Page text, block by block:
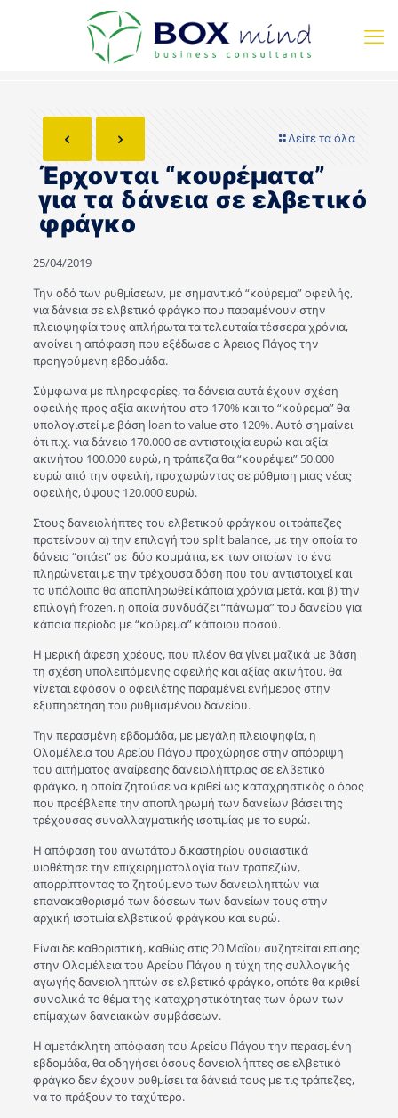
Δείτε τα όλα
Έρχονται “κουρέματα”
για τα δάνεια σε ελβετικό
φράγκο
25/04/2019
Την οδό των ρυθμίσεων, με σημαντικό “κούρεμα” οφειλής,
για δάνεια σε ελβετικό φράγκο που παραμένουν στην
πλειοψηφία τους απλήρωτα τα τελευταία τέσσερα χρόνια,
ανοίγει η απόφαση που εξέδωσε ο Άρειος Πάγος την
προηγούμενη εβδομάδα.
Σύμφωνα με πληροφορίες, τα δάνεια αυτά έχουν σχέση
οφειλής προς αξία ακινήτου στο 170% και το “κούρεμα” θα
υπολογιστεί με βάση loan to value στο 120%. Αυτό σημαίνει
ότι π.χ. για δάνειο 170.000 σε αντιστοιχία ευρώ και αξία
ακινήτου 100.000 ευρώ, η τράπεζα θα “κουρέψει” 50.000
ευρώ από την οφειλή, προχωρώντας σε ρύθμιση μιας νέας
οφειλής, ύψους 120.000 ευρώ.
Στους δανειολήπτες του ελβετικού φράγκου οι τράπεζες
προτείνουν α) την επιλογή του split balance, με την οποία το
δάνειο “σπάει” σε δύο κομμάτια, εκ των οποίων το ένα
πληρώνεται με την τρέχουσα δόση που του αντιστοιχεί και
το υπόλοιπο θα αποπληρωθεί κάποια χρόνια μετά, και β) την
επιλογή frozen, η οποία συνδυάζει “πάγωμα” του δανείου για
κάποια περίοδο με “κούρεμα” κάποιου ποσού.
Η μερική άφεση χρέους, που πλέον θα γίνει μαζικά με βάση
τη σχέση υπολειπόμενης οφειλής και αξίας ακινήτου, θα
γίνεται εφόσον ο οφειλέτης παραμένει ενήμερος στην
εξυπηρέτηση του ρυθμισμένου δανείου.
Την περασμένη εβδομάδα, με μεγάλη πλειοψηφία, η
Ολομέλεια του Αρείου Πάγου προχώρησε στην απόρριψη
του αιτήματος αναίρεσης δανειολήπτριας σε ελβετικό
φράγκο, η οποία ζητούσε να κριθεί ως καταχρηστικός ο όρος
που προέβλεπε την αποπληρωμή των δανείων βάσει της
τρέχουσας συναλλαγματικής ισοτιμίας με το ευρώ.
Η απόφαση του ανωτάτου δικαστηρίου ουσιαστικά
υιοθέτησε την επιχειρηματολογία των τραπεζών,
απορρίπτοντας το ζητούμενο των δανειοληπτών για
επανακαθορισμό των δόσεων των δανείων τους στην
αρχική ισοτιμία ελβετικού φράγκου και ευρώ.
Είναι δε καθοριστική, καθώς στις 20 Μαΐου συζητείται επίσης
στην Ολομέλεια του Αρείου Πάγου η τύχη της συλλογικής
αγωγής δανειοληπτών σε ελβετικό φράγκο, οπότε θα κριθεί
συνολικά το θέμα της καταχρηστικότητας των όρων των
επίμαχων δανειακών συμβάσεων.
Η αμετάκλητη απόφαση του Αρείου Πάγου την περασμένη
εβδομάδα, θα οδηγήσει όσους δανειολήπτες σε ελβετικό
φράγκο δεν έχουν ρυθμίσει τα δάνειά τους με τις τράπεζες,
να το πράξουν το ταχύτερο.